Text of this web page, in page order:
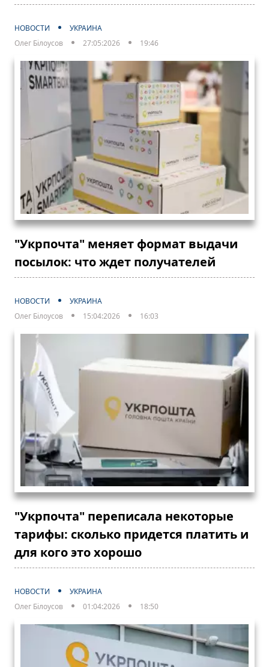
НОВОСТИ
УКРАИНА
Олег Білоусов
27:05:2026 19:46
"Укрпочта" меняет формат выдачи
посылок: что ждет получателей
НОВОСТИ
УКРАИНА
Олег Білоусов
15:04:2026 16:03
"Укрпочта" переписала некоторые
тарифы: сколько придется платить и
для кого это хорошо
НОВОСТИ
УКРАИНА
Олег Білоусов
01:04:2026 18:50